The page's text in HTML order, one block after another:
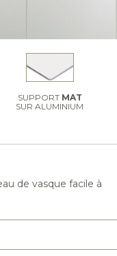
SUPPORT MAT
SUR ALUMINIUM
de vasque facile à